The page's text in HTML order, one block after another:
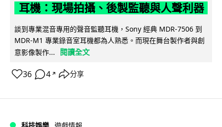
耳機：現場拍攝、後製監聽與人聲利器
談到專業混音專用的聲音監聽耳機，Sony 經典 MDR-7506 到
MDR-M1 專業錄音室耳機都為人熟悉。而現在舞台製作者與創
意影像製作...
閱讀全文
36 4 ↗ 分享